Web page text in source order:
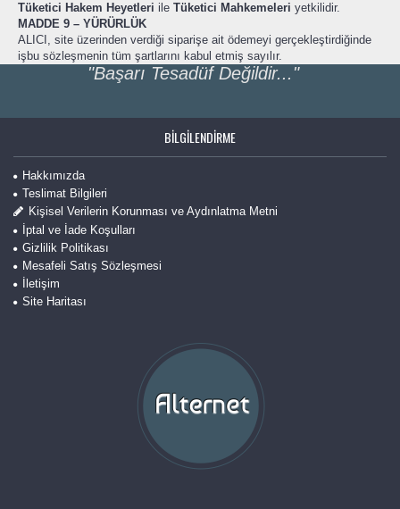
Tüketici Hakem Heyetleri ile Tüketici Mahkemeleri yetkilidir.
MADDE 9 – YÜRÜRLÜK
ALICI, site üzerinden verdiği siparişe ait ödemeyi gerçekleştirdiğinde
işbu sözleşmenin tüm şartlarını kabul etmiş sayılır.
"Başarı Tesadüf Değildir..."
BILGILENDIRME
Hakkımızda
Teslimat Bilgileri
Kişisel Verilerin Korunması ve Aydınlatma Metni
İptal ve İade Koşulları
Gizlilik Politikası
Mesafeli Satış Sözleşmesi
İletişim
Site Haritası